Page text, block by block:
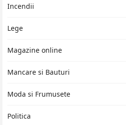
Incendii
Lege
Magazine online
Mancare si Bauturi
Moda si Frumusete
Politica